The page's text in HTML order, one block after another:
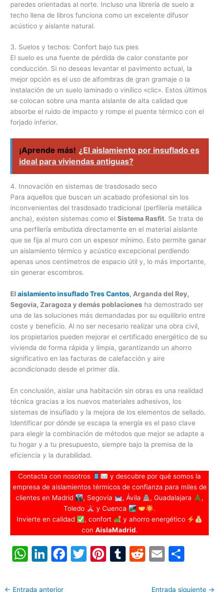
paredes orientadas al norte. Incluso una librería de suelo a
techo llena de libros funciona como un excelente difusor
acústico y aislante natural.
3. Suelos y techos: Confort bajo tus pies
El suelo es una fuente de pérdida de calor constante por
conducción. Si no deseas levantar el pavimento actual, la
mejor opción es el uso de alfombras de gran gramaje o la
instalación de un suelo laminado o vinílico «clic». Estos últimos
se colocan sobre una manta aislante de alta calidad que
absorbe el ruido de impacto y rompe el puente térmico con el
forjado inferior.
¡Aprende más! ¿El aislamiento por insuflado es
ideal para viviendas antiguas?
4. Innovación en sistemas de trasdosado seco
Para aquellos que buscan un acabado profesional sin los
inconvenientes del trasdosado tradicional (perfilería metálica
ancha), existen sistemas como elSistema Rasfit. Se trata de
una perfilería embutida directamente en el material aislante
que se fija al muro con un espesor mínimo. Esto permite ganar
un aislamiento térmico y acústico excepcional perdiendo
apenas unos centímetros de espacio útil y, lo más importante,
sin generar escombros.
Elaislamiento insuflado Tres Cantos, Arganda del Rey,
Segovia, Zaragoza y demás poblaciones ha demostrado ser
una de las soluciones más demandadas por su equilibrio entre
coste y beneficio. Al no ser necesario realizar una obra civil,
los propietarios pueden mejorar el certificado energético de su
vivienda de forma rápida y limpia, garantizando un ahorro
significativo en las facturas de calefacción y aire
acondicionado desde el primer día.
En conclusión, aislar una habitación sin obras es una realidad
técnica gracias a los nuevos materiales adhesivos, los
sistemas de insuflado y la mejora de los elementos de sellado.
Identificar por dónde se escapa la energía es el paso clave
para elegir la combinación de métodos que mejor se adapte a
tu hogar y a tu presupuesto, siempre bajo la premisa de la
eficiencia y la durabilidad.
Contacta con nosotros
y descubre por qué somos la
empresa de aislamientos térmicos de confianza para miles de
clientes en Madrid
, Segovia , Ávila , Guadalajara
,
Toledo
y Cuenca
.
Invierte en calidad
, confort
y ahorro energético
con AislaMadrid.
W
at
Li
k
F
T
Pi T
R
d
E
ai m
← Entrada anterior Entrada siguiente →